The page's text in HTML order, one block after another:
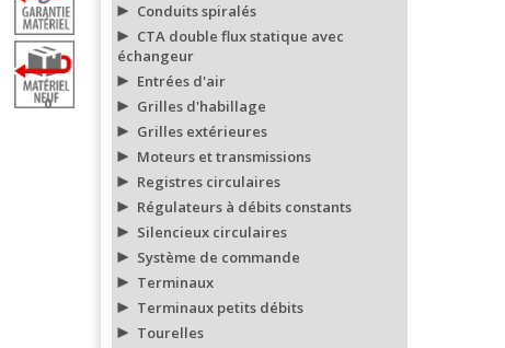
0
Conduits spiralés
CTA double flux statique avec
échangeur
Entrées d'air
Grilles d'habillage
Grilles extérieures
Moteurs et transmissions
Registres circulaires
Régulateurs à débits constants
Silencieux circulaires
Système de commande
Terminaux
Terminaux petits débits
Tourelles